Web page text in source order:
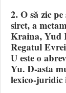
2. O să zic
siret, a
Kraina, Yud
Regatul
U este o
Yu. D-asta
lexico-juridic